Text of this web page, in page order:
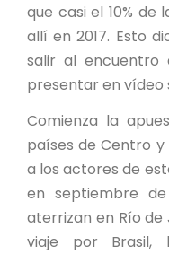
que casi el 10% de
allí en 2017. Esto
salir al encuentro
presentar en vídeo
Comienza la
países de Centro
a los actores de
en septiembre de
aterrizan en Río de
viaje por Brasil,